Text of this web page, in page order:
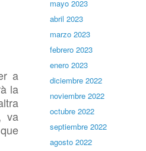
a
la
va
mayo 2023
abril 2023
marzo 2023
febrero 2023
enero 2023
diciembre 2022
noviembre 2022
octubre 2022
septiembre 2022
agosto 2022